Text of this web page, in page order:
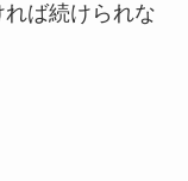
ば続けられな